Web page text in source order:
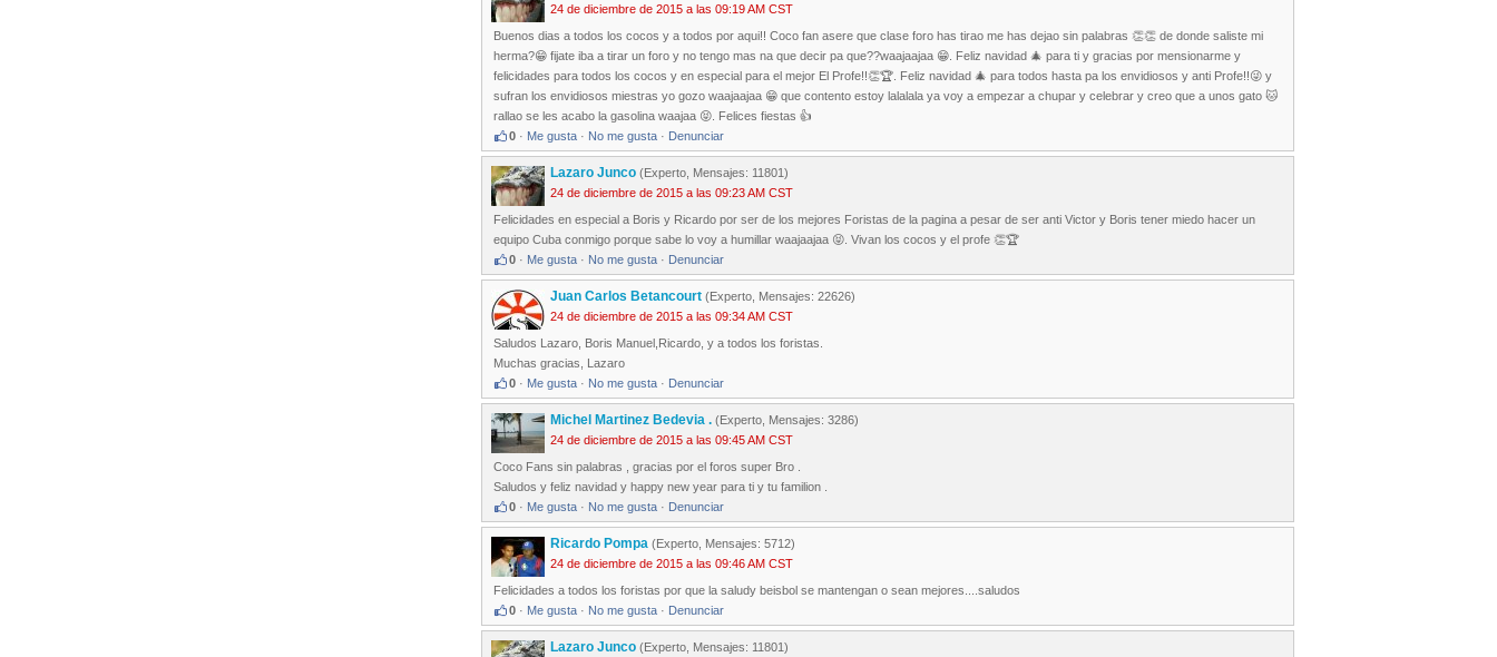
24 de diciembre de 2015 a las 09:19 AM CST
Buenos dias a todos los cocos y a todos por aqui!! Coco fan asere que clase foro has tirao me has dejao sin palabras 👏👏 de donde saliste mi
herma?😁 fijate iba a tirar un foro y no tengo mas na que decir pa que??waajaajaa 😁. Feliz navidad 🎄 para ti y gracias por mensionarme y
felicidades para todos los cocos y en especial para el mejor El Profe!!👏🏆. Feliz navidad 🎄 para todos hasta pa los envidiosos y anti Profe!!😜 y
sufran los envidiosos miestras yo gozo waajaajaa 😁 que contento estoy lalalala ya voy a empezar a chupar y celebrar y creo que a unos gato 🐱
rallao se les acabo la gasolina waajaa 😝. Felices fiestas 👍
0 · Me gusta · No me gusta · Denunciar
Lazaro Junco (Experto, Mensajes: 11801)
24 de diciembre de 2015 a las 09:23 AM CST
Felicidades en especial a Boris y Ricardo por ser de los mejores Foristas de la pagina a pesar de ser anti Victor y Boris tener miedo hacer un
equipo Cuba conmigo porque sabe lo voy a humillar waajaajaa 😝. Vivan los cocos y el profe 👏🏆
0 · Me gusta · No me gusta · Denunciar
Juan Carlos Betancourt (Experto, Mensajes: 22626)
24 de diciembre de 2015 a las 09:34 AM CST
Saludos Lazaro, Boris Manuel,Ricardo, y a todos los foristas.
Muchas gracias, Lazaro
0 · Me gusta · No me gusta · Denunciar
Michel Martinez Bedevia . (Experto, Mensajes: 3286)
24 de diciembre de 2015 a las 09:45 AM CST
Coco Fans sin palabras , gracias por el foros super Bro .
Saludos y feliz navidad y happy new year para ti y tu familion .
0 · Me gusta · No me gusta · Denunciar
Ricardo Pompa (Experto, Mensajes: 5712)
24 de diciembre de 2015 a las 09:46 AM CST
Felicidades a todos los foristas por que la saludy beisbol se mantengan o sean mejores....saludos
0 · Me gusta · No me gusta · Denunciar
Lazaro Junco (Experto, Mensajes: 11801)